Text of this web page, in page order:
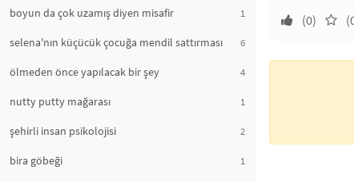
boyun da çok uzamış diyen misafir 1
selena'nın küçücük çocuğa mendil sattırması 6
ölmeden önce yapılacak bir şey 4
nutty putty mağarası 1
şehirli insan psikolojisi 2
bira göbeği 1
(0)